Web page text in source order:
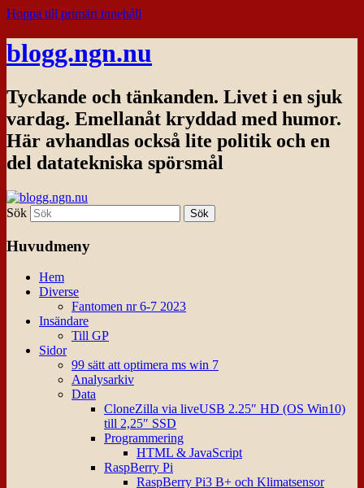
Hoppa till primärt innehåll
blogg.ngn.nu
Tyckande och tänkanden. Livet i en sjuk
vardag. Emellanåt kryddad med humor.
Här avhandlas också lite politik och en
del datatekniska spörsmål
Sök
Huvudmeny
Hem
Diverse
Fantomen nr 6-7 2023
Insändare
Till GP
Sidor
99 sätt att optimera ms win 7
Analysarkiv
Data
CloneZilla via liveUSB 2.25″ HD (OS Win10)
till 2,25″ SSD
Programmering
HTML & JavaScript
RaspBerry Pi
RaspBerry Pi3 B+ och Klimatsensor